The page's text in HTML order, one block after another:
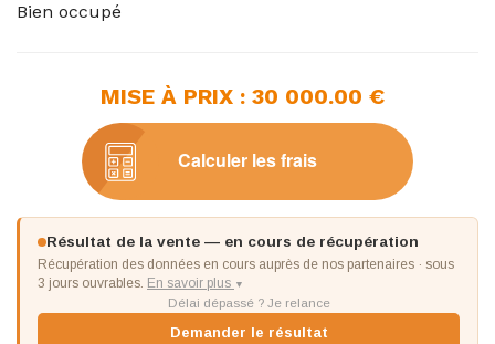
Bien occupé
MISE À PRIX : 30 000.00 €
Calculer les frais
Résultat de la vente — en cours de récupération
Récupération des données en cours auprès de nos partenaires · sous
3 jours ouvrables. En savoir plus ▼
Délai dépassé ? Je relance
Demander le résultat